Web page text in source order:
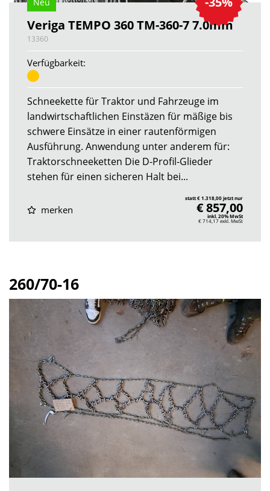
Veriga TEMPO 360 TM-360-7 7.0mm
13360
Verfügbarkeit:
Schneekette für Traktor und Fahrzeuge im
landwirtschaftlichen Einstäzen für mäßige bis
schwere Einsätze in einer rautenförmigen
Ausführung. Anwendung unter anderem für:
Traktorschneeketten Die D-Profil-Glieder
stehen für einen sicheren Halt bei...
merken
statt € 1.318,00 jetzt nur
€ 857,00
inkl. 20% MwSt
€ 714,17exkl. MwSt
260/70-16